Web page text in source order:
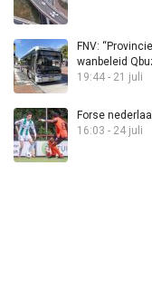
FNV:
wanbeleid
19:44 - 21 juli
Forse
16:03 - 24 juli